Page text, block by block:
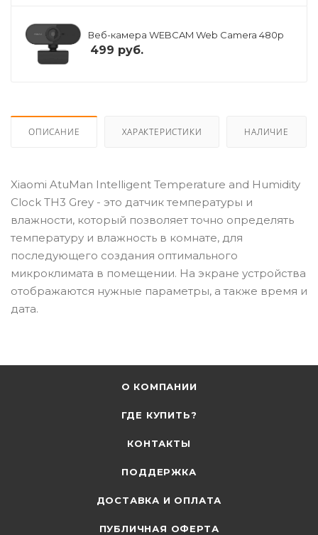
Веб-камера WEBCAM Web Camera 480p
499 руб.
ОПИСАНИЕ ХАРАКТЕРИСТИКИ НАЛИЧИЕ
Xiaomi AtuMan Intelligent Temperature and Humidity
Clock TH3 Grey - это датчик температуры и
влажности, который позволяет точно определять
температуру и влажность в комнате, для
последующего создания оптимального
микроклимата в помещении. На экране устройства
отображаются нужные параметры, а также время и
дата.
О КОМПАНИИ
ГДЕ КУПИТЬ?
КОНТАКТЫ
ПОДДЕРЖКА
ДОСТАВКА И ОПЛАТА
ПУБЛИЧНАЯ ОФЕРТА